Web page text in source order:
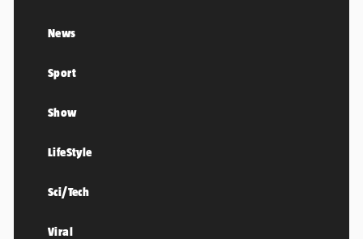
News
Sport
Show
LifeStyle
Sci/Tech
Viral